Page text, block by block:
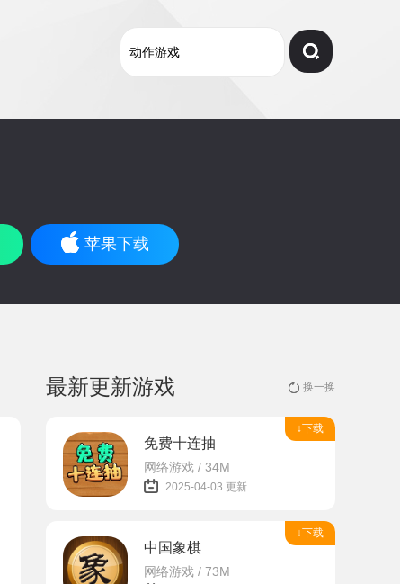
苹果下载
最新更新游戏 换一换
↓下载
免费十连抽
网络游戏 / 34M
2025-04-03 更新
↓下载
中国象棋
网络游戏 / 73M